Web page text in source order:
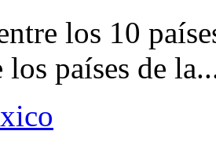
los 10
países de